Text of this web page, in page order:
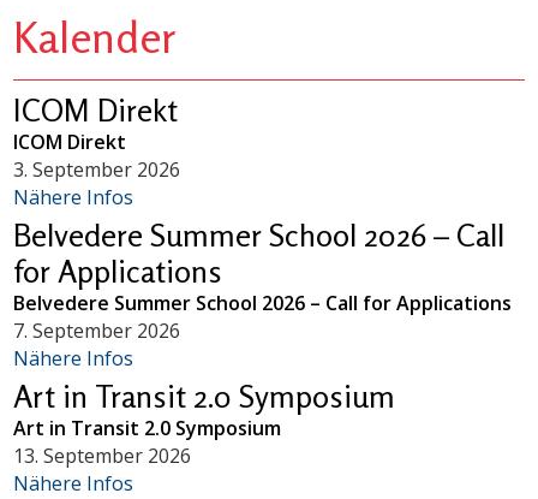
Kalender
ICOM Direkt
ICOM Direkt
3. September 2026
Nähere Infos
Belvedere Summer School 2026 – Call
for Applications
Belvedere Summer School 2026 – Call for Applications
7. September 2026
Nähere Infos
Art in Transit 2.0 Symposium
Art in Transit 2.0 Symposium
13. September 2026
Nähere Infos